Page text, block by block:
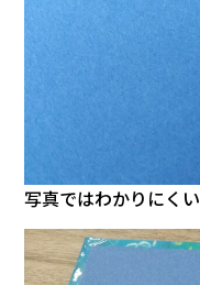
写真ではわかりにく